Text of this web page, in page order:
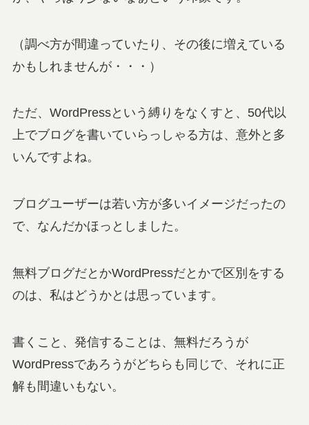
（調べ方が間違っていたり、その後に増えている
かもしれませんが・・・）
ただ、WordPressという縛りをなくすと、50代以
上でブログを書いていらっしゃる方は、意外と多
いんですよね。
ブログユーザーは若い方が多いイメージだったの
で、なんだかほっとしました。
無料ブログだとかWordPressだとかで区別をする
のは、私はどうかとは思っています。
書くこと、発信することは、無料だろうが
WordPressであろうがどちらも同じで、それに正
解も間違いもない。